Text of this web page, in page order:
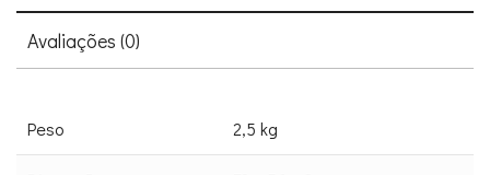
Avaliações (0)
Peso 2,5 kg